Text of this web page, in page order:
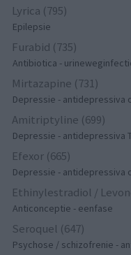
Lyrica (795)
Epilepsie
Furabid (735)
Antibiotica -
Mirtazapine (731)
Depressie - antidepressiva
Amitriptyline (699)
Depressie - antidepressiva
Efexor (665)
Depressie - antidepressiva
Ethinylestradiol /
Anticonceptie - eenfase
Seroquel (647)
Psychose / schizofrenie -